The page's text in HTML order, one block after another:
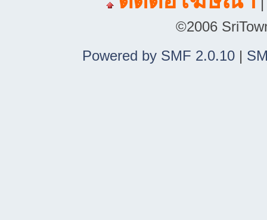
©2006
Powered by SMF 2.0.10|